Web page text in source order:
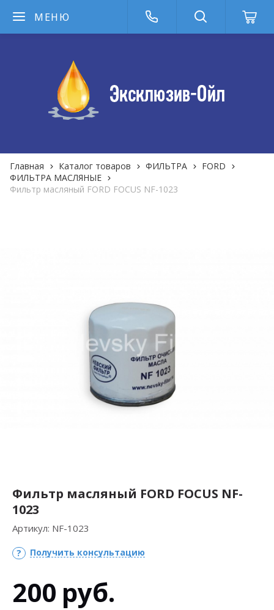
МЕНЮ
Главная Каталог товаров ФИЛЬТРА
FORD
ФИЛЬТРА MАСЛЯНЫЕ
Фильтр масляный FORD FOCUS NF-1023
Фильтр масляный FORD FOCUS NF-
1023
Артикул: NF-1023
Получить консультацию
200 руб.